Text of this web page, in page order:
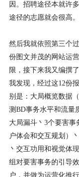
因。招聘途径本就许
途径的志愿就会很高
然后我就依照第三个
份图文并茂的网站运
限，接下来我又编撰
我发现，经过这12份
别是：大局概览数据
测BD事务水平和流量
大局漏斗丶3个要害事
户体会和交互规划）
丶交互功用和视觉体
组对要害事务的引导
户，并做为运营化推